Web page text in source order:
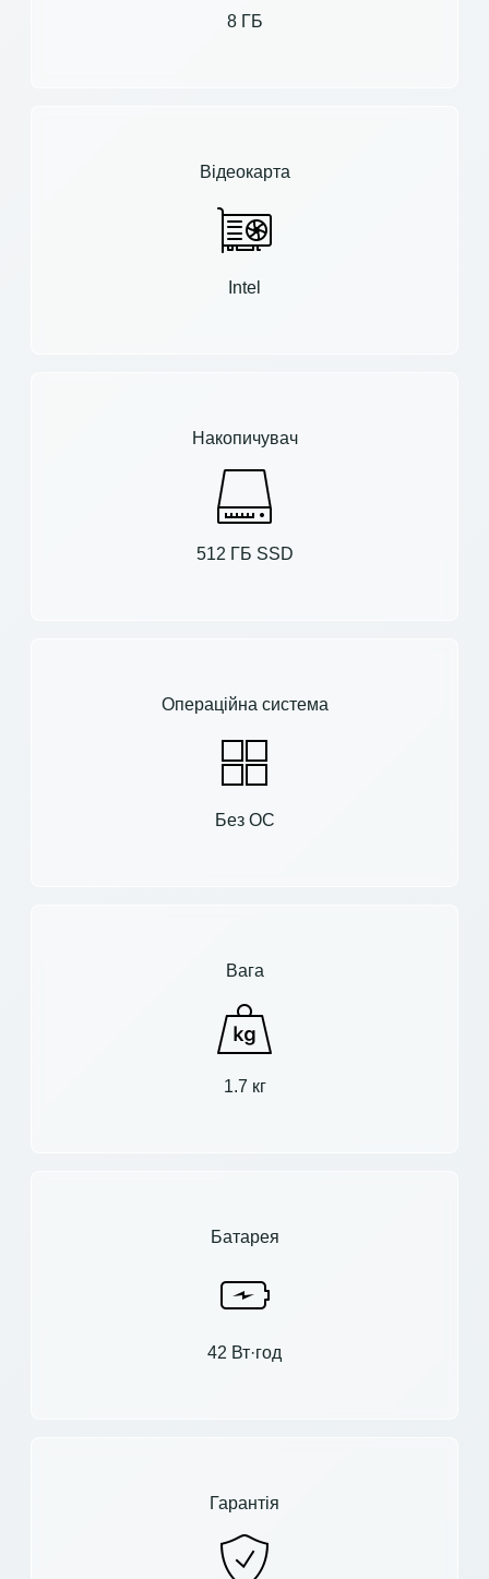
8 ГБ
Відеокарта
Intel
Накопичувач
512 ГБ SSD
Операційна система
Без ОС
Вага
1.7 кг
Батарея
42 Вт·год
Гарантія